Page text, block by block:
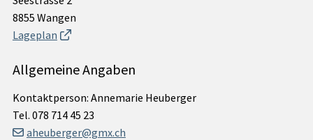
8855 Wangen
Lageplan
Allgemeine Angaben
Kontaktperson: Annemarie Heuberger
Tel. 078 714 45 23
aheuberger@gmx.ch